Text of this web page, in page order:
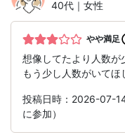
40代｜女性
やや満足
想像してたより人数が
もう少し人数がいてほ
投稿日時：2026-07-
に参加）